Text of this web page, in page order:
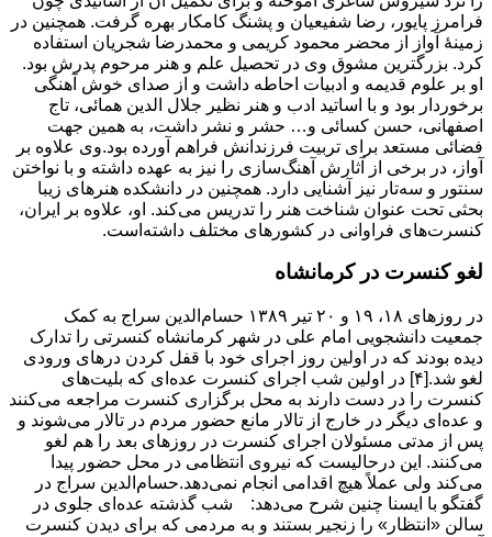
فرامرز پایور، رضا شفیعیان و پشنگ کامکار بهره گرفت. همچنین در
زمینهٔ آواز از محضر محمود کریمی و محمدرضا شجریان استفاده
کرد. بزرگترین مشوق وی در تحصیل علم و هنر مرحوم پدرش بود.
او بر علوم قدیمه و ادبیات احاطه داشت و از صدای خوش آهنگی
برخوردار بود و با اساتید ادب و هنر نظیر جلال الدین همائی، تاج
اصفهانی، حسن کسائی و… حشر و نشر داشت، به همین جهت
فضائی مستعد برای تربیت فرزندانش فراهم آورده بود.وی علاوه بر
آواز، در برخی از آثارش آهنگ‌سازی را نیز به عهده داشته و با نواختن
سنتور و سه‌تار نیز آشنایی دارد. همچنین در دانشکده هنرهای زیبا
بحثی تحت عنوان شناخت هنر را تدریس می‌کند. او، علاوه بر ایران،
کنسرت‌های فراوانی در کشورهای مختلف داشته‌است.
لغو کنسرت در کرمانشاه
در روزهای ۱۸، ۱۹ و ۲۰ تیر ۱۳۸۹ حسام‌الدین سراج به کمک
جمعیت دانشجویی امام علی در شهر کرمانشاه کنسرتی را تدارک
دیده بودند که در اولین روز اجرای خود با قفل کردن درهای ورودی
لغو شد.[۴] در اولین شب اجرای کنسرت عده‌ای که بلیت‌های
کنسرت را در دست دارند به محل برگزاری کنسرت مراجعه می‌کنند
و عده‌ای دیگر در خارج از تالار مانع حضور مردم در تالار می‌شوند و
پس از مدتی مسئولان اجرای کنسرت در روزهای بعد را هم لغو
می‌کنند. این درحالیست که نیروی انتظامی در محل حضور پیدا
می‌کند ولی عملاً هیچ اقدامی انجام نمی‌دهد.حسام‌الدین سراج در
گفتگو با ایسنا چنین شرح می‌دهد: شب گذشته عده‌ای جلوی در
سالن «انتظار» را زنجیر بستند و به مردمی که برای دیدن کنسرت